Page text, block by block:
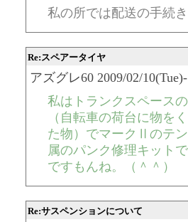
私の所では配送の手続
Re:スペアータイヤ
アズグレ60 2009/02/
私はトランクスペース
（自転車の荷台に物を
た物）でマークⅡのテ
属のパンク修理キット
ですもんね。（＾＾）
Re:サスペンションについて